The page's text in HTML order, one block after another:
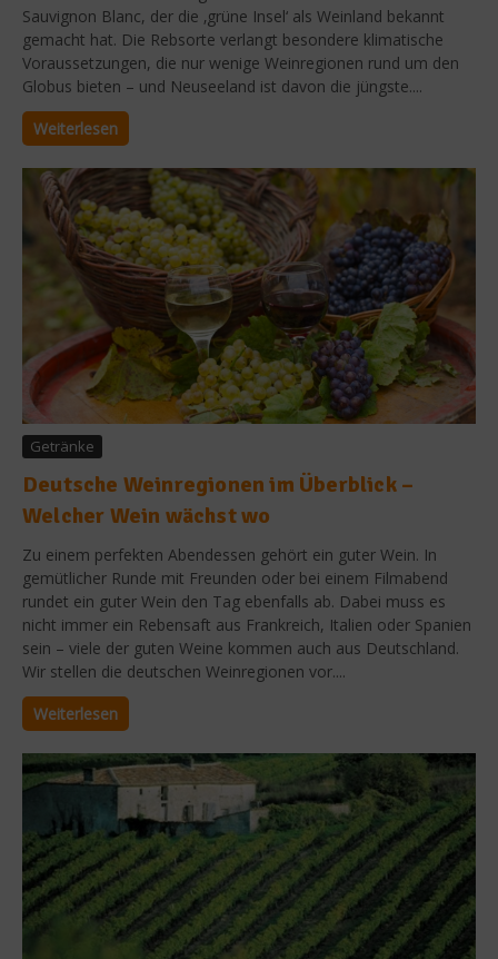
Sauvignon Blanc, der die ‚grüne Insel‘ als Weinland bekannt
gemacht hat. Die Rebsorte verlangt besondere klimatische
Voraussetzungen, die nur wenige Weinregionen rund um den
Globus bieten – und Neuseeland ist davon die jüngste....
Weiterlesen
Getränke
Deutsche Weinregionen im Überblick –
Welcher Wein wächst wo
Zu einem perfekten Abendessen gehört ein guter Wein. In
gemütlicher Runde mit Freunden oder bei einem Filmabend
rundet ein guter Wein den Tag ebenfalls ab. Dabei muss es
nicht immer ein Rebensaft aus Frankreich, Italien oder Spanien
sein – viele der guten Weine kommen auch aus Deutschland.
Wir stellen die deutschen Weinregionen vor....
Weiterlesen